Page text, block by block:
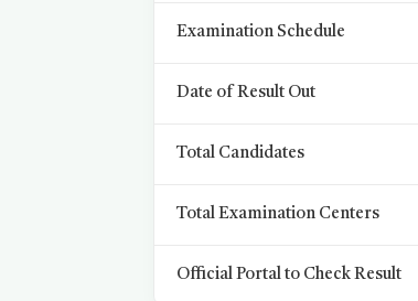
Examination Schedule
Date of Result Out
Total Candidates
Total Examination Centers
Official Portal to Check Result